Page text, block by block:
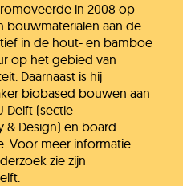
in 2008 op
bouwmaterialen aan de
in de hout- en bamboe
op het gebied van
Daarnaast is hij
biobased bouwen aan
Delft (sectie
& Design) en board
Voor meer informatie
zie zijn